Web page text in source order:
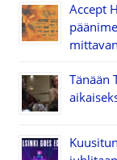
Accept
Tänään